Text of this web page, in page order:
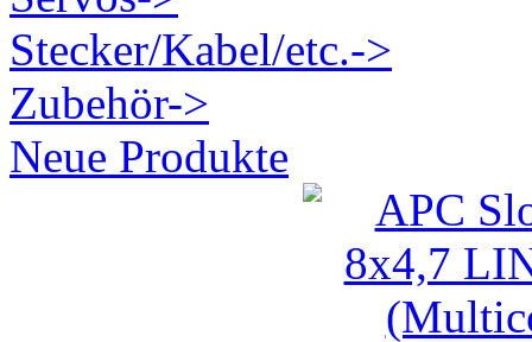
Stecker/Kabel/etc.->
Zubehör->
Neue Produkte